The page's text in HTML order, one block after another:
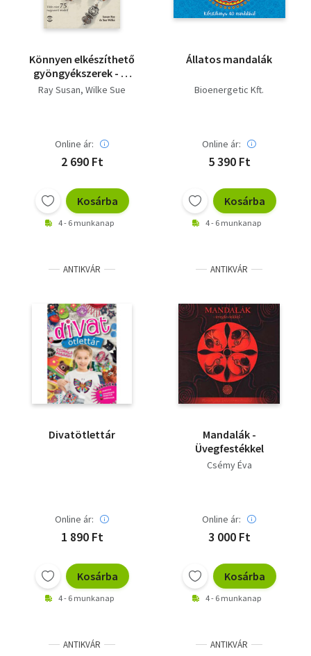
Könnyen elkészíthető
gyöngyékszerek - Új
állapotú!
Ray Susan Wilke Sue
Online ár:
2 690 Ft
Kosárba
4 - 6 munkanap
Állatos mandalák
Bioenergetic Kft.
Online ár:
5 390 Ft
Kosárba
4 - 6 munkanap
ANTIKVÁR
Divatötlettár
Online ár:
1 890 Ft
Kosárba
4 - 6 munkanap
ANTIKVÁR
Mandalák -
Üvegfestékkel
Csémy Éva
Online ár:
3 000 Ft
Kosárba
4 - 6 munkanap
ANTIKVÁR ANTIKVÁR